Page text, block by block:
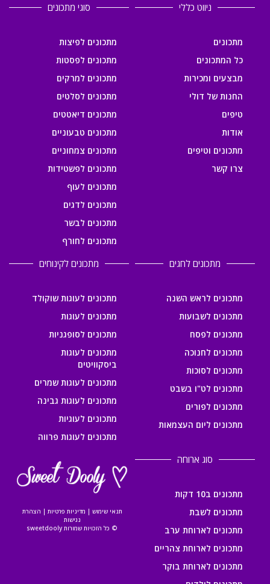
ניווט כללי
מתכונים
כל המתכונים
מבצעים ומכירות
החנות של דולי
טיפים
אודות
מתכונים וטיפים
צרו קשר
סוגי מתכונים
מתכונים לפיצות
מתכונים לפסטות
מתכונים למרקים
מתכונים לסלטים
מתכונים דיאטטים
מתכונים טבעוניים
מתכונים צמחוניים
מתכונים לפשטידות
מתכונים לעוף
מתכונים לדגים
מתכונים לבשר
מתכונים לחורף
מתכונים לחגים
מתכונים לראש השנה
מתכונים לשבועות
מתכונים לפסח
מתכונים לחנוכה
מתכונים לסוכות
מתכונים לט"ו בשבט
מתכונים לפורים
מתכונים ליום העצמאות
מתכונים לקינוחים
מתכונים לעוגות שוקולד
מתכונים לעוגות
מתכונים לסופגניות
מתכונים לעוגות
ביסקוויטים
מתכונים לעוגות שמרים
מתכונים לעוגות גבינה
מתכונים לעוגיות
מתכונים לעוגות פרווה
סוג ארוחה
מתכונים ב10 דקות
מתכונים לשבת
מתכונים לארוחת ערב
מתכונים לארוחת צהריים
מתכונים לארוחת בוקר
תנאי שימוש | מדיניות פרטיות | הצהרת
נגישות
© כל הזכויות שמורות sweetdooly